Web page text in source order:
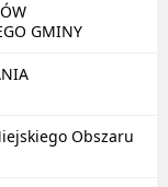
GMINY
Obszaru